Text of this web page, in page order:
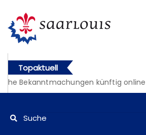
Topaktuell
Bekanntmachungen künftig online